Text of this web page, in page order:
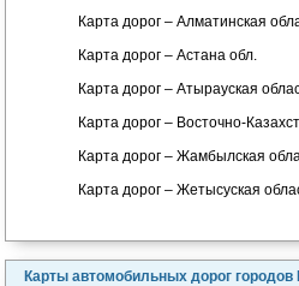
Карта дорог – Алматинская
Карта дорог – Астана обл.
Карта дорог – Атырауская
Карта дорог – Восточно-
Карта дорог – Жамбылская
Карта дорог – Жетысуская
Карты автомобильных дорог городов